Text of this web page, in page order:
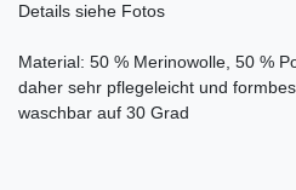
Details siehe Fotos
Material: 50 % Merinowolle, 50 %
daher sehr pflegeleicht und
waschbar auf 30 Grad